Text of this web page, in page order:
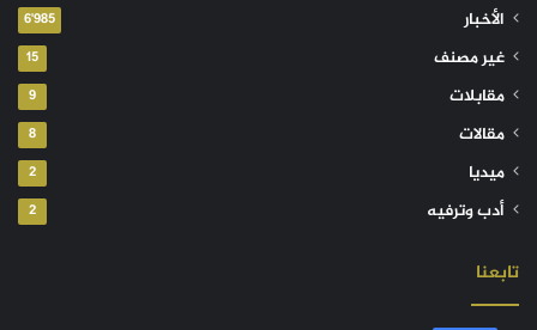
الأخبار 6٬985
غير مصنف 15
مقابلات 9
مقالات 8
ميديا 2
أدب وترفيه 2
تابعنا